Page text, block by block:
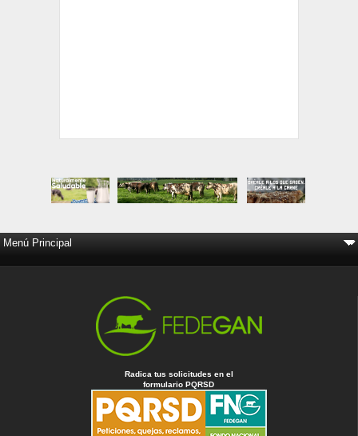
Radica tus solicitudes en el
formulario PQRSD